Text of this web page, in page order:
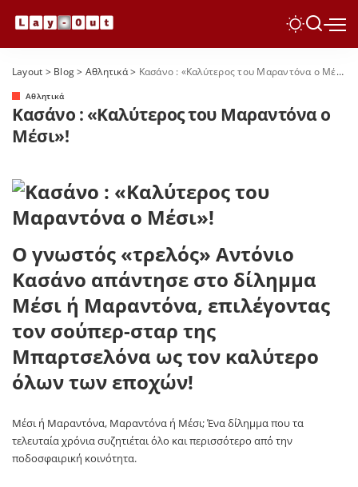
Layout > Blog> Αθλητικά> Κασάνο : «Καλύτερος του Μαραντόνα ο Μέσι»!
Αθλητικά
Κασάνο : «Καλύτερος του Μαραντόνα ο
Μέσι»!
Ο γνωστός «τρελός» Αντόνιο
Κασάνο απάντησε στο δίλημμα
Μέσι ή Μαραντόνα, επιλέγοντας
τον σούπερ-σταρ της
Μπαρτσελόνα ως τον καλύτερο
όλων των εποχών!
Μέσι ή Μαραντόνα, Μαραντόνα ή Μέσι; Ένα δίλημμα που τα
τελευταία χρόνια συζητιέται όλο και περισσότερο από την
ποδοσφαιρική κοινότητα.